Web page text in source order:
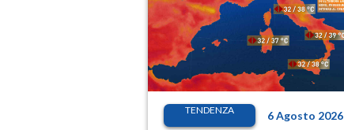
TENDENZA 6 Agosto 2026